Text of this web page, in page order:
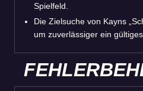
Spielfeld.
Die Zielsuche von Kayns
um zuverlässiger ein